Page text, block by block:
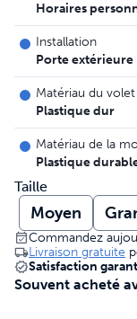
Horaires
Installation
Porte extérieure
Matériau du volet
Plastique dur
Matériau de la
Plastique
Taille
Moyen
Commandez
Livraison gratuite
Satisfaction
Souvent acheté